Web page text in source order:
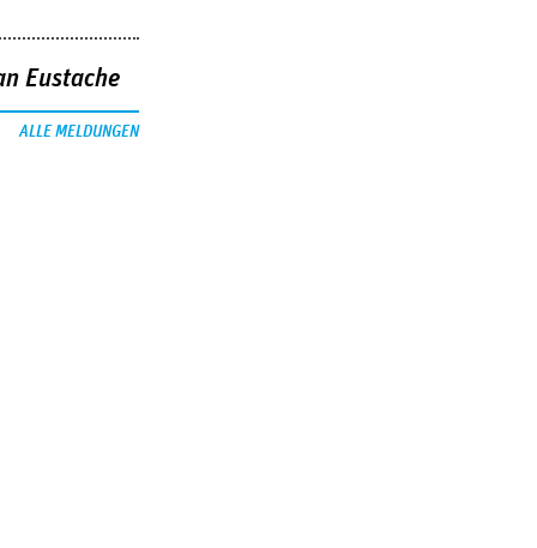
Eustache
ALLE MELDUNGEN